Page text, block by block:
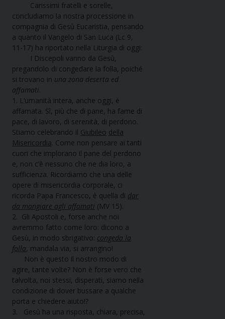
Carissimi fratelli e sorelle,
concludiamo la nostra processione in
compagnia di Gesù Eucaristia, pensando
a quanto il Vangelo di San Luca (Lc 9,
11-17) ha riportato nella Liturgia di oggi:
I Discepoli vanno da Gesù,
pregandolo di congedare la folla, poiché
si trovano in una zona deserta ed
affamati.
1. L’umanità intera, anche oggi, è
affamata. Sì, più che di pane, ha fame di
pace, di lavoro, di serenità, di perdono.
Stiamo celebrando il Giubileo della
Misericordia. Come non pensare ai tanti
cuori che implorano il pane del perdono
e, non c’è nessuno che ne dia loro, a
sufficienza. Ricordiamo che una delle
opere di misericordia corporale, ci
ricorda Papa Francesco, è quella di dar
da mangiare agli affamati (MV 15).
2. Gli Apostoli e, forse anche noi
avremmo fatto come loro: dicono a
Gesù, in modo sbrigativo: congeda la
folla, mandala via, si arrangino!
Non è questo il nostro modo di
agire, tante volte? Non è forse vero che
talvolta, noi stessi, disperati, siamo nella
condizione di dover bussare a qualche
porta e chiedere aiuto!?
3. Gesù ha una risposta, chiara, precisa,